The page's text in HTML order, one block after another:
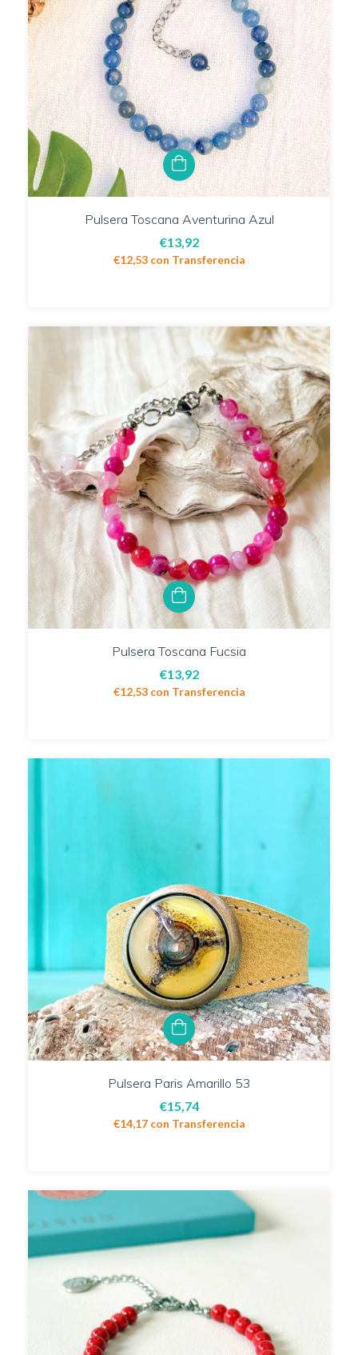
Pulsera Toscana Aventurina Azul
€13,92
€12,53 con Transferencia
Pulsera Toscana Fucsia
€13,92
€12,53 con Transferencia
Pulsera Paris Amarillo 53
€15,74
€14,17 con Transferencia